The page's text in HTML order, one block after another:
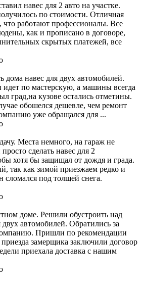
навес для 2 авто на участке.
по стоимости. Отличная
что работают профессионалы. Все
как и прописано в договоре,
скрытых платежей, все
дома навес для двух автомобилей.
идет по мастерскую, а машины всегда
град,на кузове остались отметины.
обошелся дешевле, чем ремонт
уже обращался для ...
Места немного, на гараж не
сделать навес для 2
хотя бы защищал от дождя и града.
так как зимой приезжаем редко и
сломался под толщей снега.
доме. Решили обустроить над
двух автомобилей. Обратились за
Пришли по рекомендации
замерщика заключили договор
приехала доставка с нашим